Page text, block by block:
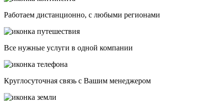
Работаем дистанционно, с любыми регионами
Все нужные услуги в одной компании
Круглосуточная связь с Вашим менеджером